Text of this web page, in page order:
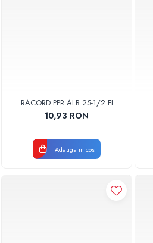
RACORD PPR ALB 25-1/2 FI
10,93 RON
Adauga in cos